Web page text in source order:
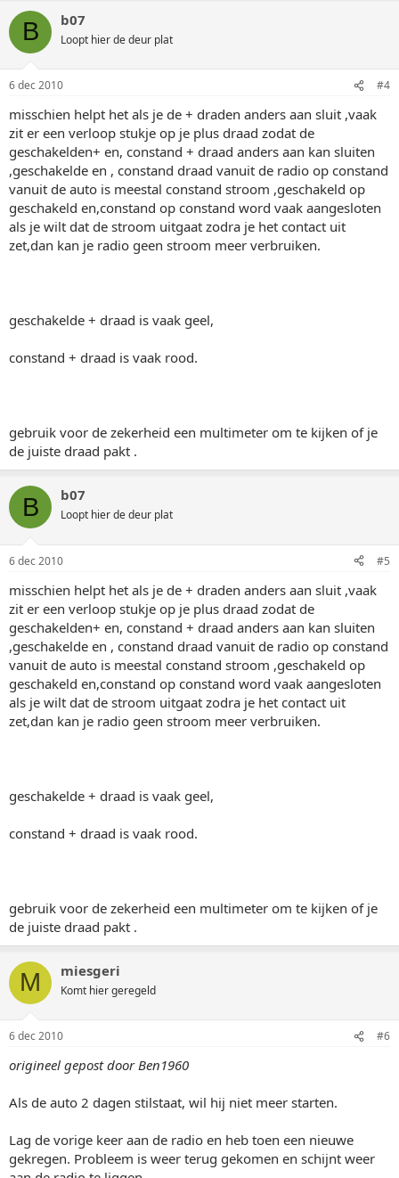
B b07
Loopt hier de deur plat
6 dec 2010 #4
misschien helpt het als je de + draden anders aan sluit ,vaak
zit er een verloop stukje op je plus draad zodat de
geschakelden+ en, constand + draad anders aan kan sluiten
,geschakelde en , constand draad vanuit de radio op constand
vanuit de auto is meestal constand stroom ,geschakeld op
geschakeld en,constand op constand word vaak aangesloten
als je wilt dat de stroom uitgaat zodra je het contact uit
zet,dan kan je radio geen stroom meer verbruiken.
geschakelde + draad is vaak geel,
constand + draad is vaak rood.
gebruik voor de zekerheid een multimeter om te kijken of je
de juiste draad pakt .
B b07
Loopt hier de deur plat
6 dec 2010 #5
misschien helpt het als je de + draden anders aan sluit ,vaak
zit er een verloop stukje op je plus draad zodat de
geschakelden+ en, constand + draad anders aan kan sluiten
,geschakelde en , constand draad vanuit de radio op constand
vanuit de auto is meestal constand stroom ,geschakeld op
geschakeld en,constand op constand word vaak aangesloten
als je wilt dat de stroom uitgaat zodra je het contact uit
zet,dan kan je radio geen stroom meer verbruiken.
geschakelde + draad is vaak geel,
constand + draad is vaak rood.
gebruik voor de zekerheid een multimeter om te kijken of je
de juiste draad pakt .
M miesgeri
Komt hier geregeld
6 dec 2010 #6
origineel gepost door Ben1960
Als de auto 2 dagen stilstaat, wil hij niet meer starten.
Lag de vorige keer aan de radio en heb toen een nieuwe
gekregen. Probleem is weer terug gekomen en schijnt weer